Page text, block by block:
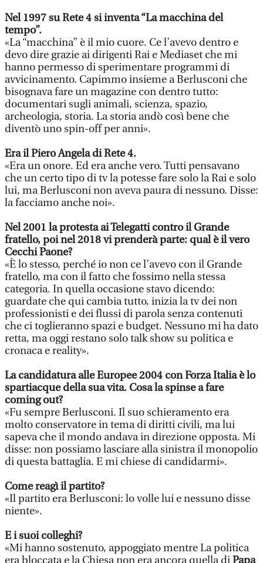
Nel 1997 su Rete 4 si inventa “La macchina del
tempo”.
«La “macchina” è il mio cuore. Ce l’avevo dentro e
devo dire grazie ai dirigenti Rai e Mediaset che mi
hanno permesso di sperimentare programmi di
avvicinamento. Capimmo insieme a Berlusconi che
bisognava fare un magazine con dentro tutto:
documentari sugli animali, scienza, spazio,
archeologia, storia. La storia andò così bene che
diventò uno spin-off per anni».
Era il Piero Angela di Rete 4.
«Era un onore. Ed era anche vero. Tutti pensavano
che un certo tipo di tv la potesse fare solo la Rai e solo
lui, ma Berlusconi non aveva paura di nessuno. Disse:
la facciamo anche noi».
Nel 2001 la protesta ai Telegatti contro il Grande
fratello, poi nel 2018 vi prenderà parte: qual è il vero
Cecchi Paone?
«È lo stesso, perché io non ce l’avevo con il Grande
fratello, ma con il fatto che fossimo nella stessa
categoria. In quella occasione stavo dicendo:
guardate che qui cambia tutto, inizia la tv dei non
professionisti e dei flussi di parola senza contenuti
che ci toglieranno spazi e budget. Nessuno mi ha dato
retta, ma oggi restano solo talk show su politica e
cronaca e reality».
La candidatura alle Europee 2004 con Forza Italia è lo
spartiacque della sua vita. Cosa la spinse a fare
coming out?
«Fu sempre Berlusconi. Il suo schieramento era
molto conservatore in tema di diritti civili, ma lui
sapeva che il mondo andava in direzione opposta. Mi
disse: non possiamo lasciare alla sinistra il monopolio
di questa battaglia. E mi chiese di candidarmi».
Come reagì il partito?
«Il partito era Berlusconi: lo volle lui e nessuno disse
niente».
E i suoi colleghi?
«Mi hanno sostenuto, appoggiato mentre La politica
era bloccata e la Chiesa non era ancora quella di Papa